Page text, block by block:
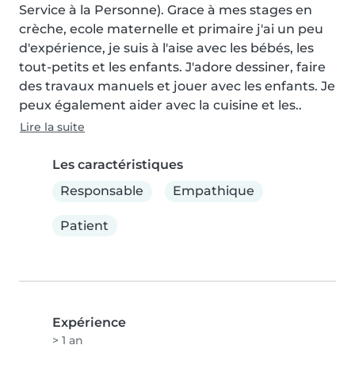
Service à la Personne). Grace à mes stages en
crèche, ecole maternelle et primaire j'ai un peu
d'expérience, je suis à l'aise avec les bébés, les
tout-petits et les enfants. J'adore dessiner, faire
des travaux manuels et jouer avec les enfants. Je
peux également aider avec la cuisine et les..
Lire la suite
Les caractéristiques
Responsable
Empathique
Patient
Expérience
> 1 an